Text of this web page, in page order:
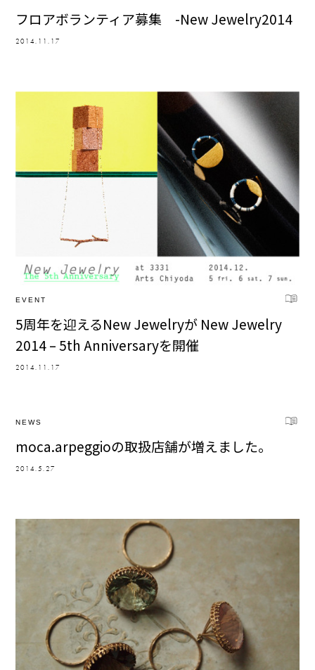
フロアボランティア募集 -New Jewelry2014
2014.11.17
EVENT
5周年を迎えるNew Jewelryが New Jewelry
2014 – 5th Anniversaryを開催
2014.11.17
NEWS
moca.arpeggioの取扱店舗が増えました。
2014.5.27